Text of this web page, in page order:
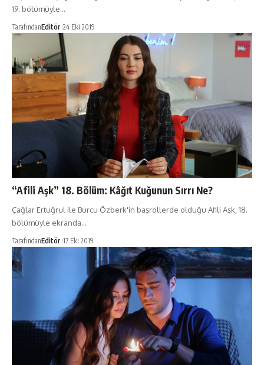
19. bölümüyle…
TarafındanEditör 24 Eki 2019
“Afili Aşk” 18. Bölüm: Kâğıt Kuğunun Sırrı Ne?
Çağlar Ertuğrul ile Burcu Özberk'in başrollerde olduğu Afili Aşk, 18.
bölümüyle ekranda…
TarafındanEditör 17 Eki 2019